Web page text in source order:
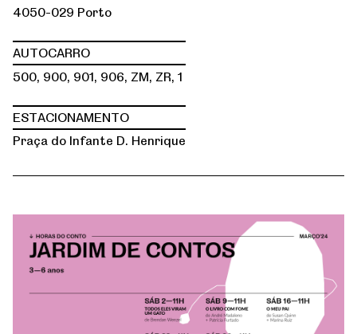
4050-029 Porto
AUTOCARRO
500, 900, 901, 906, ZM, ZR, 1
ESTACIONAMENTO
Praça do Infante D. Henrique